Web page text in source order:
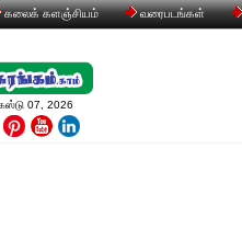
கலைக் களஞ்சியம் வரைபடங்கள்
07, 2026